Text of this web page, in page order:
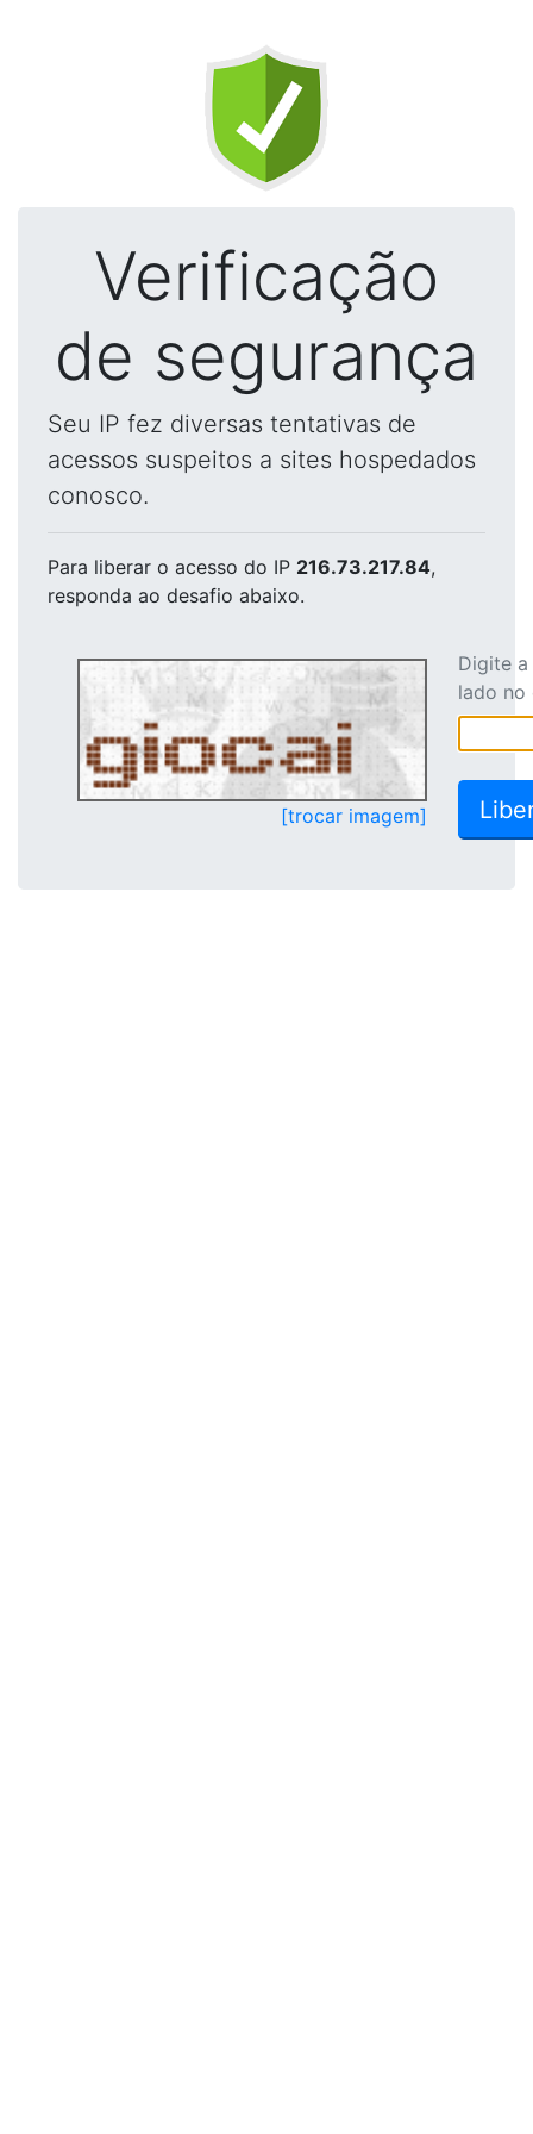
Verificação
de segurança
Seu IP fez diversas tentativas de
acessos suspeitos a sites hospedados
conosco.
Para liberar o acesso do IP 216.73.217.84,
responda ao desafio abaixo.
[trocar imagem]
Digite
lado no